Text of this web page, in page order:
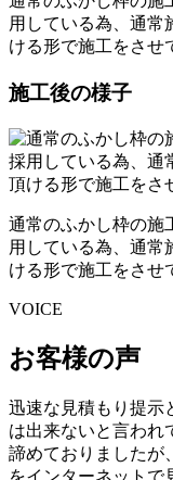
用している為、通常
ける形で施工をさせ
施工後の様子
通常のふかし枠の施
用している為、通常
ける形で施工をさせ
VOICE
お客様の声
迅速な見積もり提示
は出来ないと言われ
諦めておりましたが
をインターネットで